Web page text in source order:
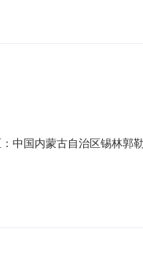
国内蒙古自治区锡林郭
式），不以最低价为中标